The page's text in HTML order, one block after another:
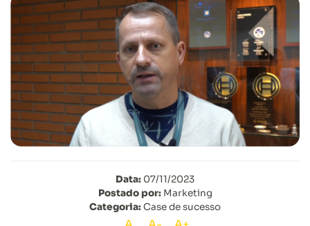
Data: 07/11/2023
Postado por:Marketing
Categoria:Case de sucesso